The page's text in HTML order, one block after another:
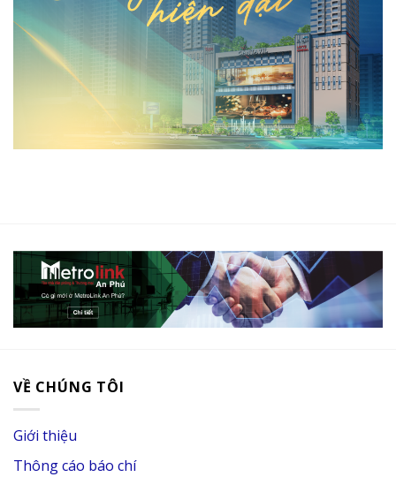
VỀ CHÚNG TÔI
Giới thiệu
Thông cáo báo chí